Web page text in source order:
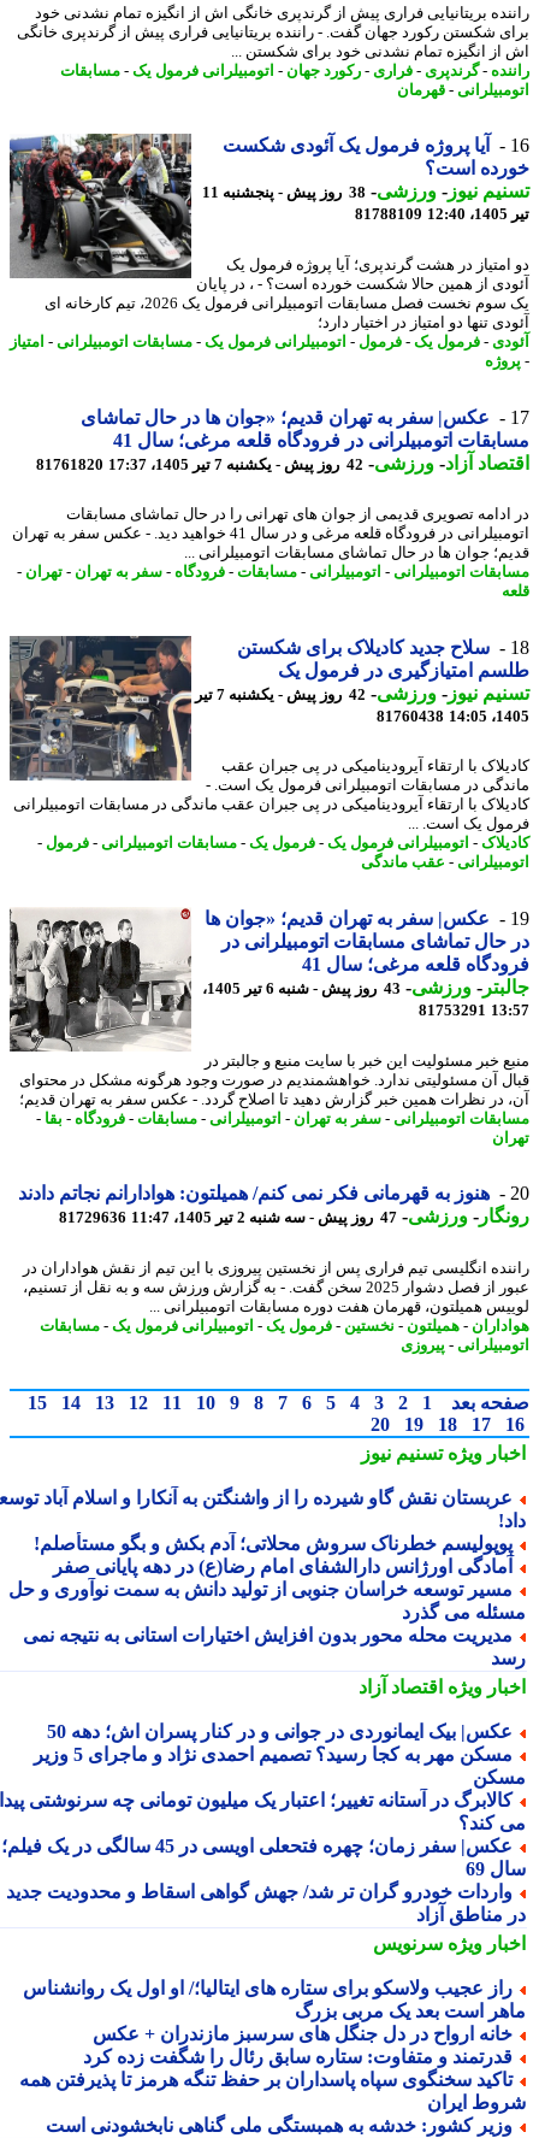
بریتانیایی فراری پیش از گرندپری خانگی اش از انگیزه تمام نشدنی خود
شکستن رکورد جهان گفت. - راننده بریتانیایی فراری پیش از گرندپری خانگی
انگیزه تمام نشدنی خود برای شکستن ...
-گرندپری- فراری - رکورد جهان-اتومبیلرانی فرمول یک -مسابقات
- قهرمان
آیا پروژه فرمول یک آئودی شکست
است؟
نیوز-ورزشی-
38 روز پیش - پنجشنبه 11
81788109
در هشت گرندپری؛ آیا پروژه فرمول یک
از همین حالا شکست خورده است؟ - ، در پایان
یک سوم نخست فصل مسابقات اتومبیلرانی فرمول یک 2026، تیم کارخانه ای
تنها دو امتیاز در اختیار دارد؛
-فرمول یک -فرمول -اتومبیلرانی فرمول یک -مسابقات اتومبیلرانی- امتیاز
عکس| سفر به تهران قدیم؛ «جوان ها در حال تماشای
اتومبیلرانی در فرودگاه قلعه مرغی؛ سال 41
آزاد - ورزشی-42 روز پیش - یکشنبه 7 تیر 1405، 17:37 81761820
تصویری قدیمی از جوان های تهرانی را در حال تماشای مسابقات
اتومبیلرانی در فرودگاه قلعه مرغی و در سال 41 خواهید دید. - عکس سفر به تهران
جوان ها در حال تماشای مسابقات اتومبیلرانی ...
اتومبیلرانی- اتومبیلرانی- مسابقات-فرودگاه-سفر به تهران- تهران-
سلاح جدید کادیلاک برای شکستن
امتیازگیری در فرمول یک
نیوز-ورزشی-
42 روز پیش - یکشنبه 7 تیر
81760438
با ارتقاء آیرودینامیکی در پی جبران عقب
در مسابقات اتومبیلرانی فرمول یک است. -
با ارتقاء آیرودینامیکی در پی جبران عقب ماندگی در مسابقات اتومبیلرانی
یک است. ...
-اتومبیلرانی فرمول یک -فرمول یک -مسابقات اتومبیلرانی- فرمول -
- عقب ماندگی
عکس| سفر به تهران قدیم؛ «جوان ها
حال تماشای مسابقات اتومبیلرانی در
قلعه مرغی؛ سال 41
-ورزشی-
43 روز پیش - شنبه 6 تیر 1405،
81753291
خبر مسئولیت این خبر با سایت منبع و جالبتر در
آن مسئولیتی ندارد. خواهشمندیم در صورت وجود هرگونه مشکل در محتوای
در نظرات همین خبر گزارش دهید تا اصلاح گردد. - عکس سفر به تهران قدیم؛
اتومبیلرانی- سفر به تهران- اتومبیلرانی- مسابقات-فرودگاه-بقا -
هنوز به قهرمانی فکر نمی کنم/ همیلتون: هوادارانم نجاتم دادند
-ورزشی-47 روز پیش - سه شنبه 2 تیر 1405، 11:47 81729636
انگلیسی تیم فراری پس از نخستین پیروزی با این تیم از نقش هواداران در
عبور از فصل دشوار 2025 سخن گفت. - به گزارش ورزش سه و به نقل از تسنیم،
همیلتون، قهرمان هفت دوره مسابقات اتومبیلرانی ...
- همیلتون-نخستین-فرمول یک -اتومبیلرانی فرمول یک -مسابقات
- پیروزی
بعد 1
2
3
4
5
6
7
8
9
10
11
12
13
14
15
17
18
19
20
ویژهتسنیم نیوز
نقش گاو شیرده را از واشنگتن به آنکارا و اسلام آباد توسعه
خطرناک سروش محلاتی؛ آدم بکش و بگو مستأصلم!
اورژانس دارالشفای امام رضا(ع) در دهه پایانی صفر
توسعه خراسان جنوبی از تولید دانش به سمت نوآوری و حل
می گذرد
محله محور بدون افزایش اختیارات استانی به نتیجه نمی
ویژهاقتصاد آزاد
بیک ایمانوردی در جوانی و در کنار پسران اش؛ دهه 50
مسکن مهر به کجا رسید؟ تصمیم احمدی نژاد و ماجرای 5 وزیر
در آستانه تغییر؛ اعتبار یک میلیون تومانی چه سرنوشتی پیدا
کند؟
عکس| سفر زمان؛ چهره فتحعلی اویسی در 45 سالگی در یک فیلم؛
69
خودرو گران تر شد/ جهش گواهی اسقاط و محدودیت جدید
مناطق آزاد
ویژهسرنویس
عجیب ولاسکو برای ستاره های ایتالیا؛/ او اول یک روانشناس
است بعد یک مربی بزرگ
ارواح در دل جنگل های سرسبز مازندران + عکس
و متفاوت: ستاره سابق رئال را شگفت زده کرد
سخنگوی سپاه پاسداران بر حفظ تنگه هرمز تا پذیرفتن همه
ایران
کشور: خدشه به همبستگی ملی گناهی نابخشودنی است